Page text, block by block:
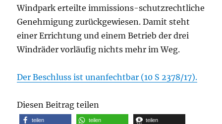
Windpark erteilte immissions-schutzrechtliche
Genehmigung zurückgewiesen. Damit steht
einer Errichtung und einem Betrieb der drei
Windräder vorläufig nichts mehr im Weg.
Der Beschluss ist unanfechtbar (10 S 2378/17).
Diesen Beitrag teilen
teilen teilen teilen